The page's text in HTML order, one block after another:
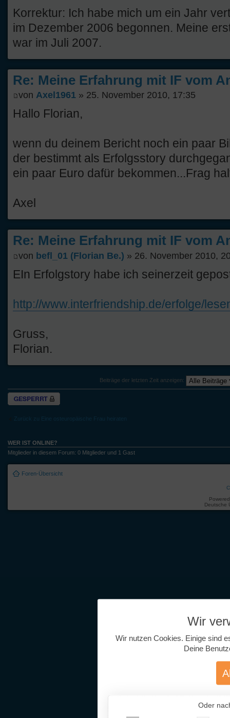
Korrektur: Ich habe mich um ein Jahr
im Dezember 2006 begonnen. Meine
war im Juli 2007.
Re: Meine Erfahrung mit IF vom
von Axel1961 » 25. November 2010, 17:35
Hallo Florian,
wenn du deinem Bericht noch ein paar
der bestimmt als Erfolgsstory
ein paar Euro dafür bekommen...Frag
Axel
Re: Meine Erfahrung mit IF vom
von befl_01 (Florian Be.) » 26. November 2010,
EIn Erfolgstory habe ich seinerzeit
http://www.interfriendship.de/erfolge/
Gruss,
Florian.
Beiträge der letzten Zeit anzeigen:
Thema gesperrt
Zurück zu Eine osteuropäische Frau heiraten
WER IST ONLINE?
Mitglieder in diesem Forum: 0 Mitglieder und 1 Gast
Foren-Übersicht
Deutsche
Wir
Wir nutzen Cookies. Einige sind
Deine
Oder